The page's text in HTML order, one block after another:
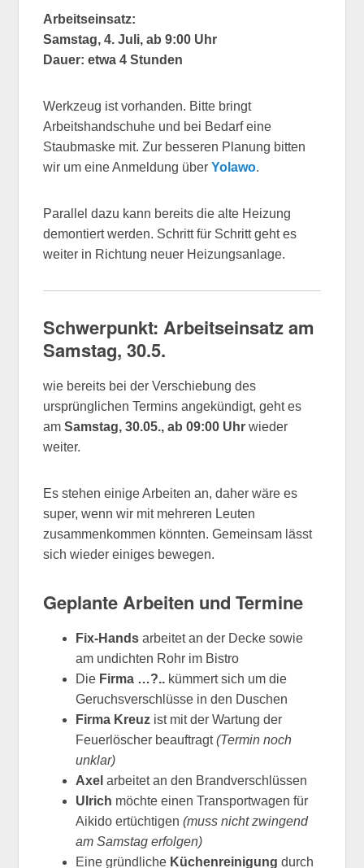
Arbeitseinsatz:
Samstag, 4. Juli, ab 9:00 Uhr
Dauer: etwa 4 Stunden
Werkzeug ist vorhanden. Bitte bringt
Arbeitshandschuhe und bei Bedarf eine
Staubmaske mit. Zur besseren Planung bitten
wir um eine Anmeldung überYolawo.
Parallel dazu kann bereits die alte Heizung
demontiert werden. Schritt für Schritt geht es
weiter in Richtung neuer Heizungsanlage.
Schwerpunkt: Arbeitseinsatz am
Samstag, 30.5.
wie bereits bei der Verschiebung des
ursprünglichen Termins angekündigt, geht es
amSamstag, 30.05., ab 09:00 Uhr wieder
weiter.
Es stehen einige Arbeiten an, daher wäre es
super, wenn wir mit mehreren Leuten
zusammenkommen könnten. Gemeinsam lässt
sich wieder einiges bewegen.
Geplante Arbeiten und Termine
Fix-Hands arbeitet an der Decke sowie
am undichten Rohr im Bistro
Die Firma …?.. kümmert sich um die
Geruchsverschlüsse in den Duschen
Firma Kreuz ist mit der Wartung der
Feuerlöscher beauftragt(Termin noch
unklar)
Axel arbeitet an den Brandverschlüssen
Ulrich möchte einen Transportwagen für
Aikido ertüchtigen(muss nicht zwingend
am Samstag erfolgen)
Eine gründliche Küchenreinigung durch